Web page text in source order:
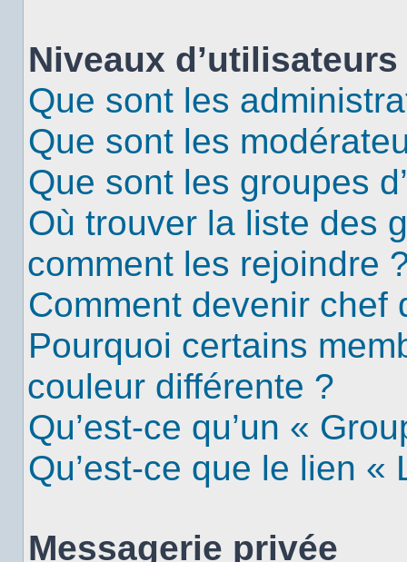
Niveaux
Que sont les
Que sont les
Que sont les groupes
Où trouver la liste des
comment les rejoindre
Comment devenir chef
Pourquoi certains
couleur différente ?
Qu’est-ce qu’un «
Qu’est-ce que le lien «
Messagerie privée